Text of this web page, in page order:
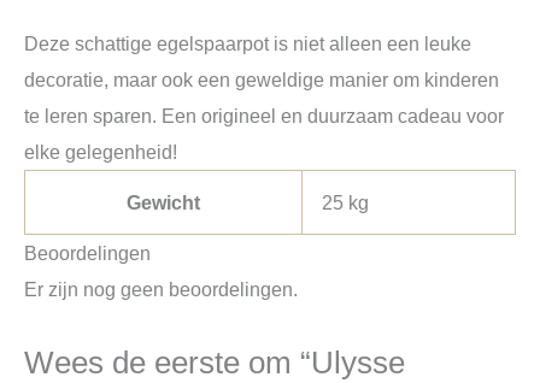
Deze schattige egelspaarpot is niet alleen een leuke
decoratie, maar ook een geweldige manier om kinderen
te leren sparen. Een origineel en duurzaam cadeau voor
elke gelegenheid!
Gewicht 25 kg
Beoordelingen
Er zijn nog geen beoordelingen.
Wees de eerste om “Ulysse